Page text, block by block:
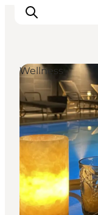
This is
Aktiviteter
Spis & drik
Områder
Planlæg
CopenPay
Wellness